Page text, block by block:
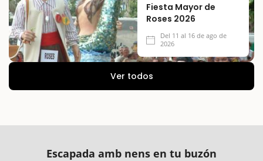
Fiesta Mayor de
Roses 2026
Del 11 al 16 de ago de
2026
Ver todos
Escapada amb nens en tu buzón